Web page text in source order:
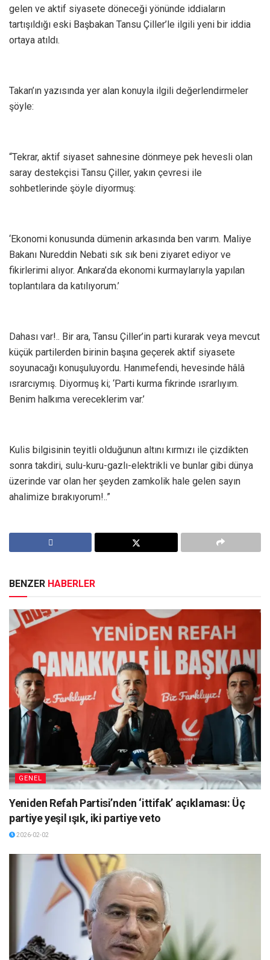
gelen ve aktif siyasete döneceği yönünde iddiaların
tartışıldığı eski Başbakan Tansu Çiller’le ilgili yeni bir iddia
ortaya atıldı.
Takan’ın yazısında yer alan konuyla ilgili değerlendirmeler
şöyle:
“Tekrar, aktif siyaset sahnesine dönmeye pek hevesli olan
saray destekçisi Tansu Çiller, yakın çevresi ile
sohbetlerinde şöyle diyormuş:
‘Ekonomi konusunda dümenin arkasında ben varım. Maliye
Bakanı Nureddin Nebati sık sık beni ziyaret ediyor ve
fikirlerimi alıyor. Ankara’da ekonomi kurmaylarıyla yapılan
toplantılara da katılıyorum.’
Dahası var!.. Bir ara, Tansu Çiller’in parti kurarak veya mevcut
küçük partilerden birinin başına geçerek aktif siyasete
soyunacağı konuşuluyordu. Hanımefendi, hevesinde hâlâ
ısrarcıymış. Diyormuş ki; ‘Parti kurma fikrinde ısrarlıyım.
Benim halkıma vereceklerim var.’
Kulis bilgisinin teyitli olduğunun altını kırmızı ile çizdikten
sonra takdiri, sulu-kuru-gazlı-elektrikli ve bunlar gibi dünya
üzerinde var olan her şeyden zamkolik hale gelen sayın
ahalimize bırakıyorum!..”
BENZER HABERLER
GENEL
Yeniden Refah Partisi’nden ‘ittifak’ açıklaması: Üç
partiye yeşil ışık, iki partiye veto
2026-02-02